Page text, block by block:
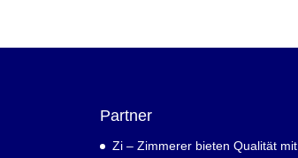
Partner
Zi – Zimmerer bieten Qualität mit